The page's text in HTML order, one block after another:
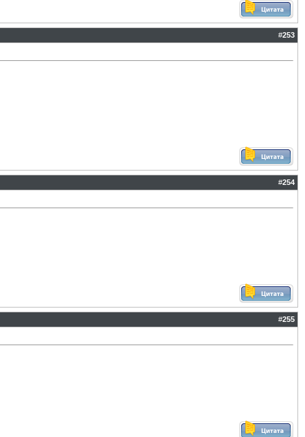
#253
#254
#255